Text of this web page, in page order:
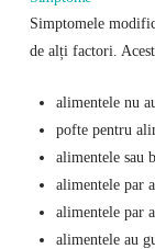
Simptomele
de alți factori.
alimentele nu
pofte pentru
alimentele sau
alimentele par
alimentele par
alimentele au